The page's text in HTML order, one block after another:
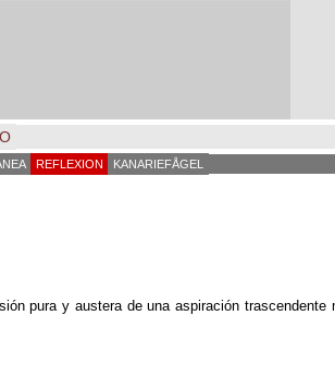
REFLEXION KANARIEFÅGEL
pura y austera de una aspiración trascendente